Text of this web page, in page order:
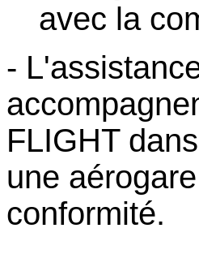
avec la
-
FLIGHT
une
conformité.